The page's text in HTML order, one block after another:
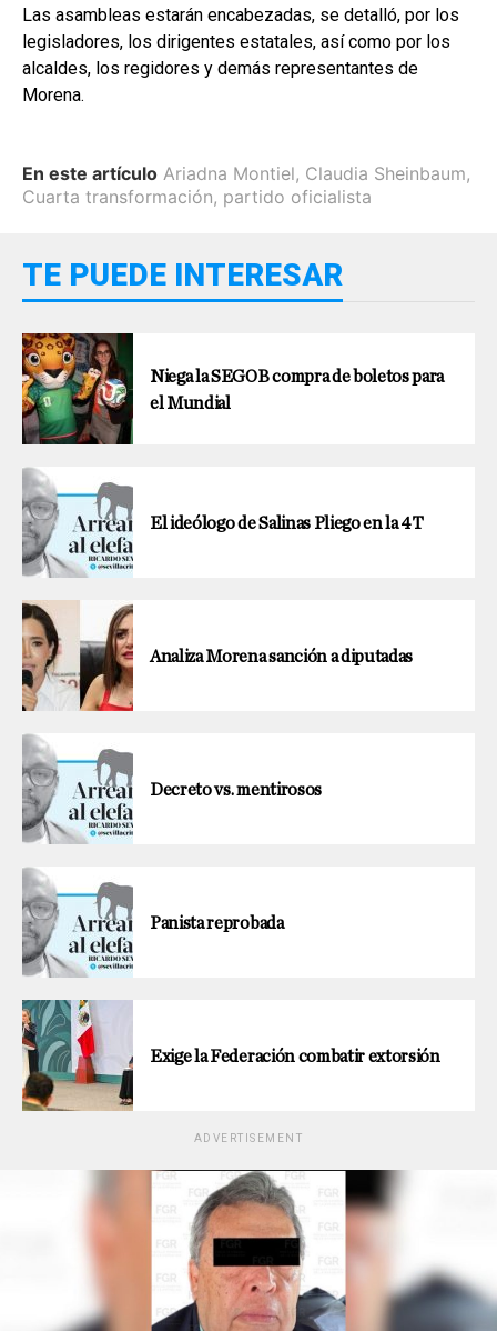
Las asambleas estarán encabezadas, se detalló, por los
legisladores, los dirigentes estatales, así como por los
alcaldes, los regidores y demás representantes de
Morena.
En este artículo Ariadna Montiel, Claudia Sheinbaum,
Cuarta transformación, partido oficialista
TE PUEDE INTERESAR
Niega la SEGOB compra de boletos para
el Mundial
El ideólogo de Salinas Pliego en la 4T
Analiza Morena sanción a diputadas
Decreto vs. mentirosos
Panista reprobada
Exige la Federación combatir extorsión
ADVERTISEMENT